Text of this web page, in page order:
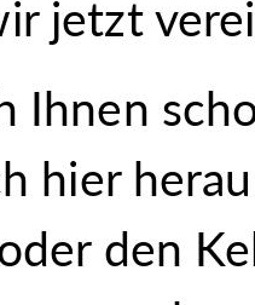
jetzt
Ihnen
hier
den